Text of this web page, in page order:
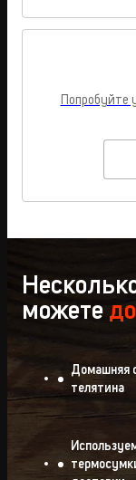
Попробуйте
можете
Домашняя
телятина